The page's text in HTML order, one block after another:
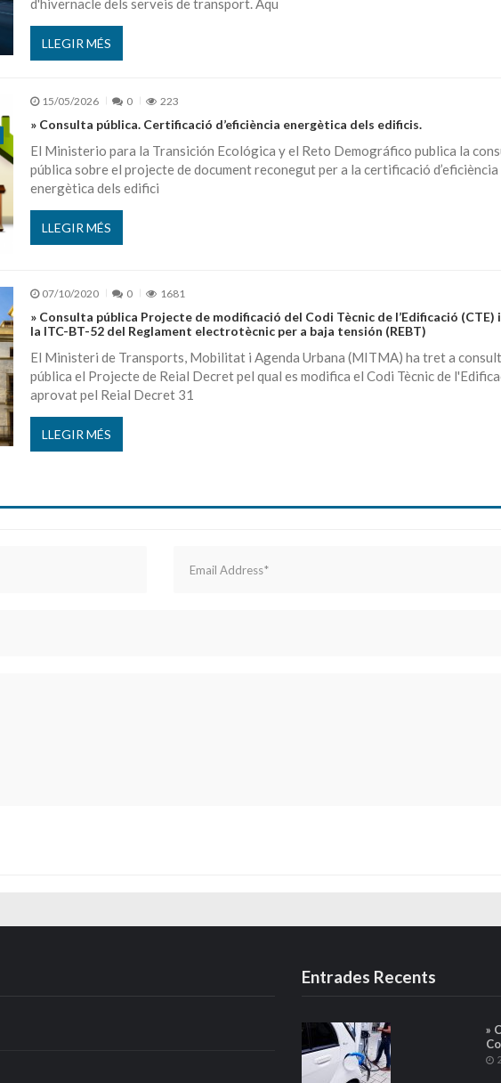
d'hivernacle dels serveis de transport. Aqu
LLEGIR MÉS
15/05/2026 0 223
» Consulta pública. Certificació d’eficiència energètica dels edificis.
El Ministerio para la Transición Ecológica y el Reto Demográfico publica la
pública sobre el projecte de document reconegut per a la certificació d’eficiència
energètica dels edifici
LLEGIR MÉS
07/10/2020 0 1681
» Consulta pública Projecte de modificació del Codi Tècnic de l’Edificació (CTE)
la ITC-BT-52 del Reglament electrotècnic per a baja tensión (REBT)
El Ministeri de Transports, Mobilitat i Agenda Urbana (MITMA) ha tret a
pública el Projecte de Reial Decret pel qual es modifica el Codi Tècnic de
aprovat pel Reial Decret 31
LLEGIR MÉS
Entrades Recents
»